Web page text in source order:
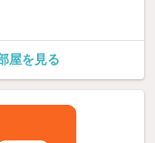
屋を見る